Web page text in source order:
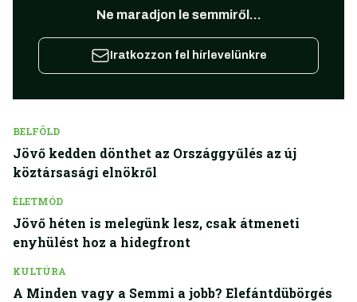
Ne maradjon le semmiről...
Iratkozzon fel hírlevelünkre
BELFÖLD
Jövő kedden dönthet az Országgyűlés az új
köztársasági elnökről
ÉLETMÓD
Jövő héten is melegünk lesz, csak átmeneti
enyhülést hoz a hidegfront
KULTÚRA
A Minden vagy a Semmi a jobb? Elefántdübörgés